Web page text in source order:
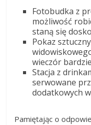
Fotobudka z
możliwość
staną się
Pokaz
wieczór
Stacja z
serwowane
dodatkowych
Pamiętając o